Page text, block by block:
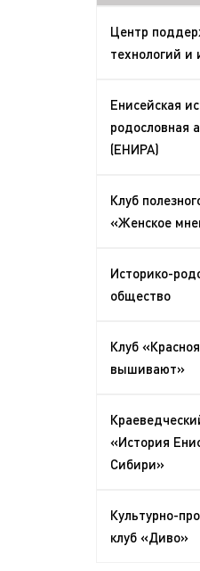
Центр
технологий и
Енисейская
родословная
(ЕНИРА)
Клуб
«Женское
Историко-
общество
Клуб
вышивают»
«История
Сибири»
Культурно-
клуб «Диво»